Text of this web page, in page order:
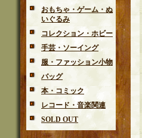
おもちゃ・ゲーム・ぬ
いぐるみ
コレクション・ホビー
手芸・ソーイング
服・ファッション小物
バッグ
本・コミック
レコード・音楽関連
SOLD OUT